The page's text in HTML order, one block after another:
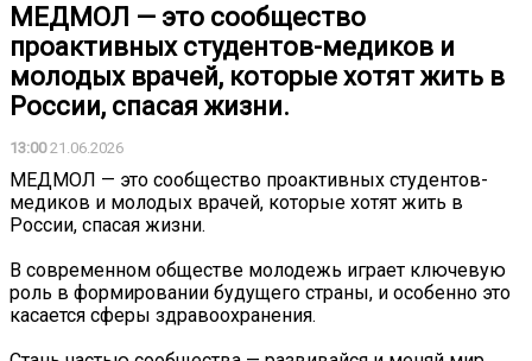
МЕДМОЛ — это сообщество
проактивных студентов-медиков и
молодых врачей, которые хотят жить в
России, спасая жизни.
13:0021.06.2026
МЕДМОЛ — это сообщество проактивных студентов-
медиков и молодых врачей, которые хотят жить в
России, спасая жизни.
В современном обществе молодежь играет ключевую
роль в формировании будущего страны, и особенно это
касается сферы здравоохранения.